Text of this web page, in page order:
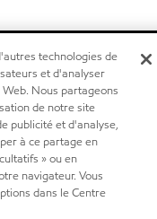
technologies de
et d'analyser
Nous partageons
de notre site
publicité et d'analyse,
à ce partage en
» ou en
navigateur. Vous
dans le Centre